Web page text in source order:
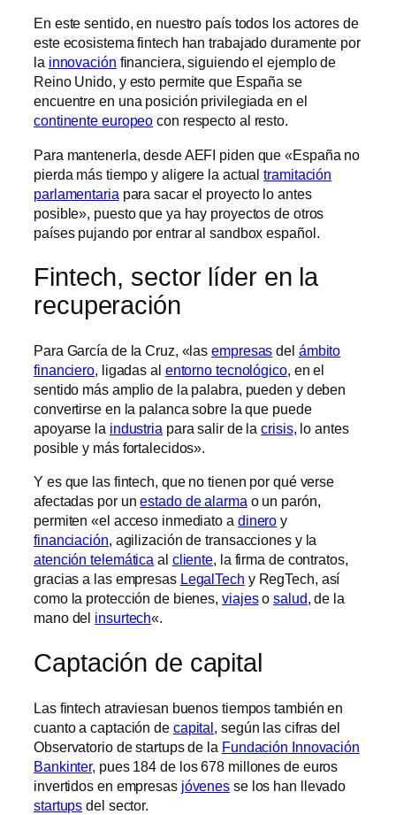
En este sentido, en nuestro país todos los actores de
este ecosistema fintech han trabajado duramente por
la innovación financiera, siguiendo el ejemplo de
Reino Unido, y esto permite que España se
encuentre en una posición privilegiada en el
continente europeo con respecto al resto.
Para mantenerla, desde AEFI piden que «España no
pierda más tiempo y aligere la actualtramitación
parlamentaria para sacar el proyecto lo antes
posible», puesto que ya hay proyectos de otros
países pujando por entrar al sandbox español.
Fintech, sector líder en la
recuperación
Para García de la Cruz, «lasempresas del ámbito
financiero, ligadas al entorno tecnológico, en el
sentido más amplio de la palabra, pueden y deben
convertirse en la palanca sobre la que puede
apoyarse la industria para salir de lacrisis, lo antes
posible y más fortalecidos».
Y es que las fintech, que no tienen por qué verse
afectadas por unestado de alarma o un parón,
permiten «el acceso inmediato a dinero y
financiación, agilización de transacciones y la
atención telemática al cliente, la firma de contratos,
gracias a las empresas LegalTech y RegTech, así
como la protección de bienes, viajesosalud, de la
mano del insurtech«.
Captación de capital
Las fintech atraviesan buenos tiempos también en
cuanto a captación de capital , según las cifras del
Observatorio de startups de la Fundación Innovación
Bankinter, pues 184 de los 678 millones de euros
invertidos en empresas jóvenes se los han llevado
startups del sector.